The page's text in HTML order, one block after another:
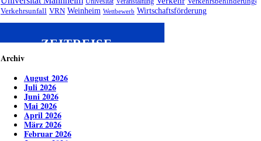
Verkehrsunfall VRN Weinheim Wettbewerb Wirtschaftsförderung
ZEITREISE
Archiv
August 2026
Juli 2026
Juni 2026
Mai 2026
April 2026
März 2026
Februar 2026